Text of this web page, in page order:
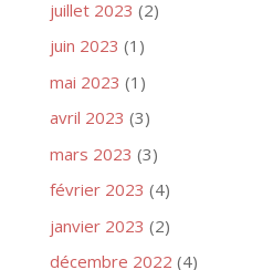
juillet 2023 (2)
juin 2023 (1)
mai 2023 (1)
avril 2023 (3)
mars 2023 (3)
février 2023 (4)
janvier 2023 (2)
décembre 2022 (4)